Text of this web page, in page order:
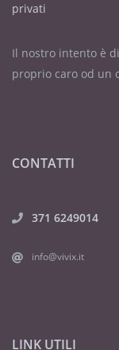
privati
Il nostro intento è
proprio caro od un
CONTATTI
371 6249014
info@vivix.it
LINK UTILI